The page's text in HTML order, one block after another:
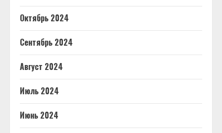
Октябрь 2024
Сентябрь 2024
Август 2024
Июль 2024
Июнь 2024